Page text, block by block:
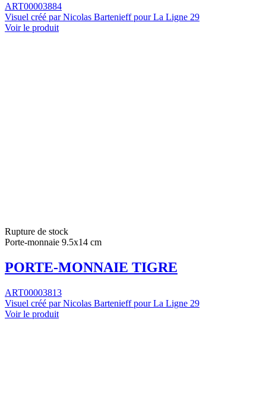
ART00003884
Visuel créé par Nicolas Bartenieff pour La Ligne 29
Voir le produit
Rupture de stock
Porte-monnaie 9.5x14 cm
PORTE-MONNAIE TIGRE
ART00003813
Visuel créé par Nicolas Bartenieff pour La Ligne 29
Voir le produit